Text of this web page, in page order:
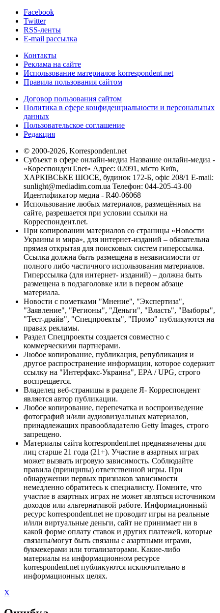
Facebook
Twitter
RSS-ленты
E-mail рассылка
Контакты
Реклама на сайте
Использование материалов korrespondent.net
Правила пользования сайтом
Договор пользования сайтом
Политика в сфере конфиденциальности и персональных
данных
Пользовательское соглашение
Редакция
© 2000-2026, Korrespondent.net
Субъект в сфере онлайн-медиа Название онлайн-медиа -
«КореспонденТ.net» Адрес: 02091, місто Київ,
ХАРКІВСЬКЕ ШОСЕ, будинок 172-Б, офіс 208/1 E-mail:
sunlight@mediadim.com.ua Телефон: 044-205-43-00
Идентификатор медиа - R40-06068
Использование любых материалов, размещённых на
сайте, разрешается при условии ссылки на
Корреспондент.net.
При копировании материалов со страницы «Новости
Украины и мира», для интернет-изданий – обязательна
прямая открытая для поисковых систем гиперссылка.
Ссылка должна быть размещена в независимости от
полного либо частичного использования материалов.
Гиперссылка (для интернет- изданий) – должна быть
размещена в подзаголовке или в первом абзаце
материала.
Новости с пометками "Мнение", "Экспертиза",
"Заявление", "Регионы", "Деньги", "Власть", "Выборы",
"Тест-драйв", "Спецпроекты", "Промо" публикуются на
правах рекламы.
Раздел Спецпроекты создается совместно с
коммерческими партнерами.
Любое копирование, публикация, републикация и
другое распространение информации, которое содержит
ссылку на "Интерфакс-Украина", EPA / UPG, строго
воспрещается.
Владелец веб-страницы в разделе Я- Корреспондент
является автор публикации.
Любое копирование, перепечатка и воспроизведение
фотографий и/или аудиовизуальных материалов,
принадлежащих правообладателю Getty Images, строго
запрещено.
Материалы сайта korrespondent.net предназначены для
лиц старше 21 года (21+). Участие в азартных играх
может вызвать игровую зависимость. Соблюдайте
правила (принципы) ответственной игры. При
обнаружении первых признаков зависимости
немедленно обратитесь к специалисту. Помните, что
участие в азартных играх не может являться источником
доходов или альтернативой работе. Информационный
ресурс korrespondent.net не проводит игры на реальные
и/или виртуальные деньги, сайт не принимает ни в
какой форме оплату ставок и других платежей, которые
связаны/могут быть связаны с азартными играми,
букмекерами или тотализаторами. Какие-либо
материалы на информационном ресурсе
korrespondent.net публикуются исключительно в
информационных целях.
X